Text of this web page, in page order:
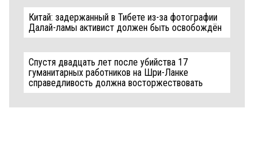
Китай: задержанный в Тибете из-за фотографии
Далай-ламы активист должен быть освобождён
Спустя двадцать лет после убийства 17
гуманитарных работников на Шри-Ланке
справедливость должна восторжествовать